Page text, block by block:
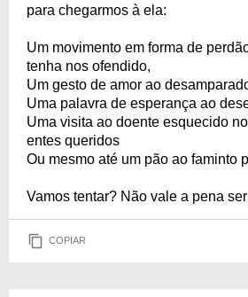
para chegarmos à ela:
Um movimento em forma de
tenha nos ofendido,
Um gesto de amor ao
Uma palavra de esperança ao
Uma visita ao doente esquecido
entes queridos
Ou mesmo até um pão ao faminto
Vamos tentar? Não vale a pena
COPIAR